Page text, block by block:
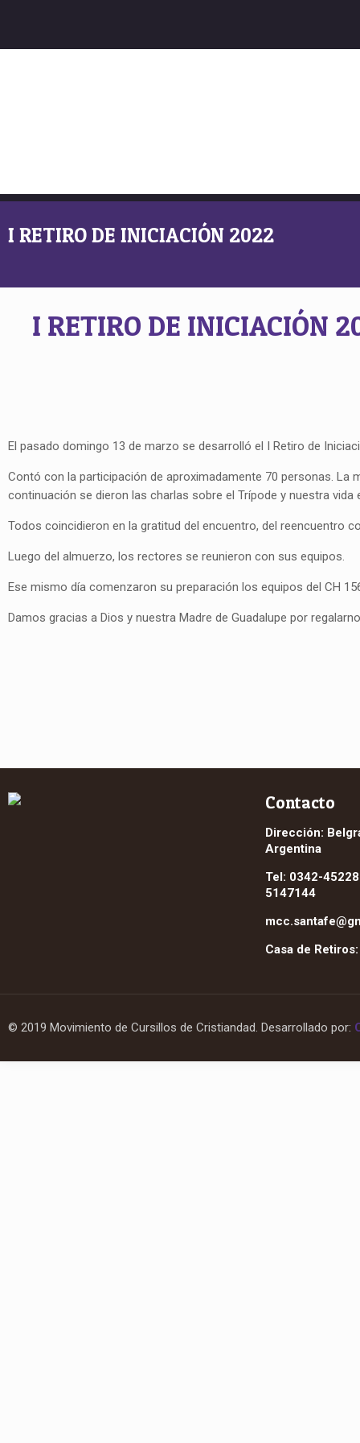
I RETIRO DE INICIACIÓN 2022
I RETIRO DE INICIACIÓN
El pasado domingo 13 de marzo se desarrolló el I Retiro de
Contó con la participación de aproximadamente 70 personas. La
continuación se dieron las charlas sobre el Trípode y nuestra vida
Todos coincidieron en la gratitud del encuentro, del reencuentro
Luego del almuerzo, los rectores se reunieron con sus equipos.
Ese mismo día comenzaron su preparación los equipos del CH
Damos gracias a Dios y nuestra Madre de Guadalupe por
Contacto
Dirección:
Argentina
Tel: 0342-
5147144
Casa de
© 2019 Movimiento de Cursillos de Cristiandad. Desarrollado por: